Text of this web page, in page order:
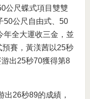
公尺蝶式項目雙雙
50公尺自由式、50
年全大運收三金，並
賽，黃渼茜以25秒
出25秒70獲得第8
出26秒89的成績，